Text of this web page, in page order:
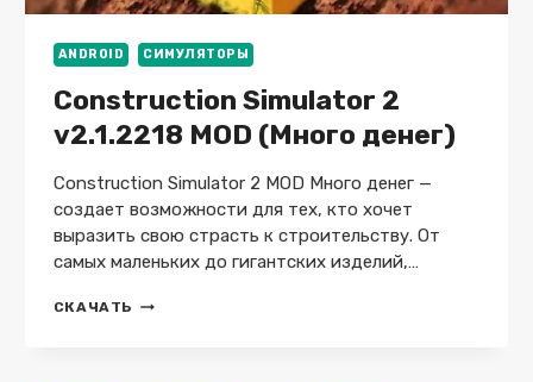
ANDROID СИМУЛЯТОРЫ
Construction Simulator 2
v2.1.2218 MOD (Много денег)
Construction Simulator 2 MOD Много денег —
создает возможности для тех, кто хочет
выразить свою страсть к строительству. От
самых маленьких до гигантских изделий,…
СКАЧАТЬ CONSTRUCTION